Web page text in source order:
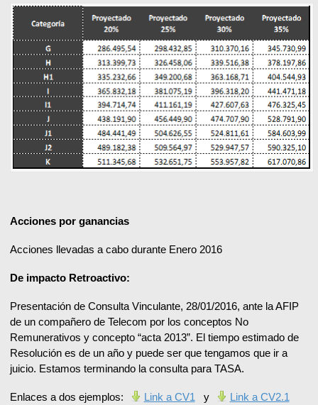
Acciones por ganancias
Acciones llevadas a cabo durante Enero 2016
De impacto Retroactivo:
Presentación de Consulta Vinculante, 28/01/2016, ante la AFIP
de un compañero de Telecom por los conceptos No
Remunerativos y concepto “acta 2013”. El tiempo estimado de
Resolución es de un año y puede ser que tengamos que ir a
juicio. Estamos terminando la consulta para TASA.
Enlaces a dos ejemplos: Link a CV1 y Link a CV2.1